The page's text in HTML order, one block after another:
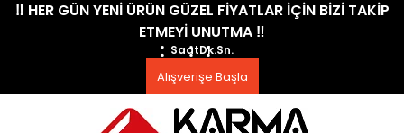
​‼️​ HER GÜN YENİ ÜRÜN GÜZEL FİYATLAR İÇİN BİZİ TAKİP
ETMEYİ UNUTMA ​‼️​
SaatDk.Sn.
Alışverişe Başla